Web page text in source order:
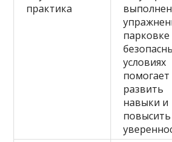
практика
парковке
условиях
помогает
развить
навыки и
повысить